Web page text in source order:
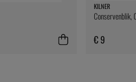
KILNER
Conservenblik,
€ 9